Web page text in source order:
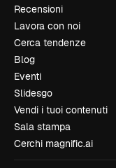
Recensioni
Lavora con noi
Cerca tendenze
Blog
Eventi
Slidesgo
Vendi i tuoi contenuti
Sala stampa
Cerchi magnific.ai